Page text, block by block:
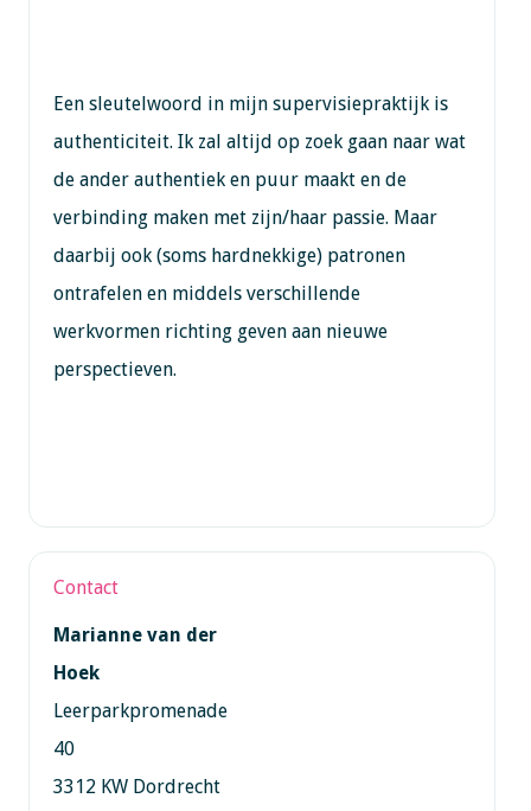
Een sleutelwoord in mijn supervisiepraktijk is
authenticiteit. Ik zal altijd op zoek gaan naar wat
de ander authentiek en puur maakt en de
verbinding maken met zijn/haar passie. Maar
daarbij ook (soms hardnekkige) patronen
ontrafelen en middels verschillende
werkvormen richting geven aan nieuwe
perspectieven.
Contact
Marianne van der
Hoek
Leerparkpromenade
40
3312 KW Dordrecht